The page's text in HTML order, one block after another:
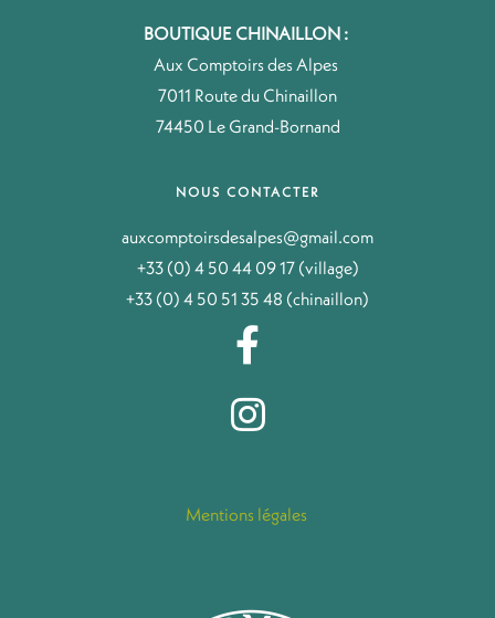
BOUTIQUE CHINAILLON :
Aux Comptoirs des Alpes
7011 Route du Chinaillon
74450 Le Grand-Bornand
NOUS CONTACTER
auxcomptoirsdesalpes@gmail.com
+33 (0) 4 50 44 09 17 (village)
+33 (0) 4 50 51 35 48 (chinaillon)
Mentions légales